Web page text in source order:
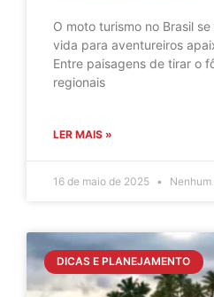
O moto turismo no Brasil
vida para aventureiros
Entre paisagens de tirar o
regionais
LER MAIS »
16 de maio de 2025
DICAS E PLANEJAMENTO